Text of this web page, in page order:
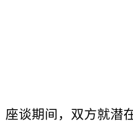
座谈期间，双方就潜